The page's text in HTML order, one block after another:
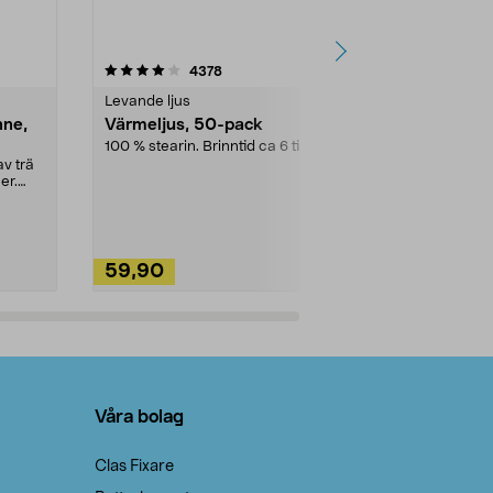
trä
4378recensioner
Levande ljus
Värmeljus, 50-pack
100 % stearin. Brinntid ca 6 tim.
59,90
4.5av 5 stjärnor
Våra bolag
Clas Fixare